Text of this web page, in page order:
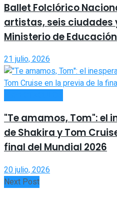
Ballet Folclórico
artistas, seis ciudades
Ministerio de Educación
21 julio, 2026
"Te amamos, Tom": el
de Shakira y Tom
final del Mundial 2026
20 julio, 2026
Next Post